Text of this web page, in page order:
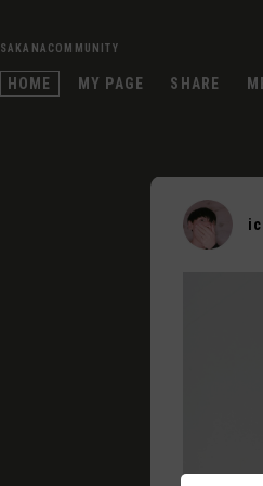
SAKANACOMMUNITY
HOME MY PAGE SHARE